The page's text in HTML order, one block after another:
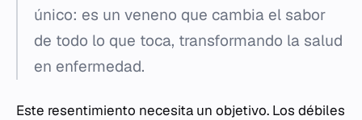
único: es un veneno que cambia el sabor
de todo lo que toca, transformando la salud
en enfermedad.
Este resentimiento necesita un objetivo. Los débiles